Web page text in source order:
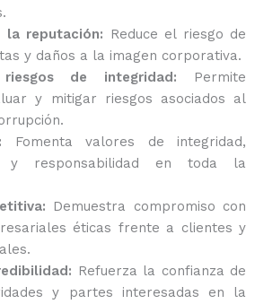
la reputación: Reduce el riesgo de
y daños a la imagen corporativa.
de integridad: Permite
y mitigar riesgos asociados al
Fomenta valores de integridad,
y responsabilidad en toda la
Demuestra compromiso con
éticas frente a clientes y
Refuerza la confianza de
y partes interesadas en la